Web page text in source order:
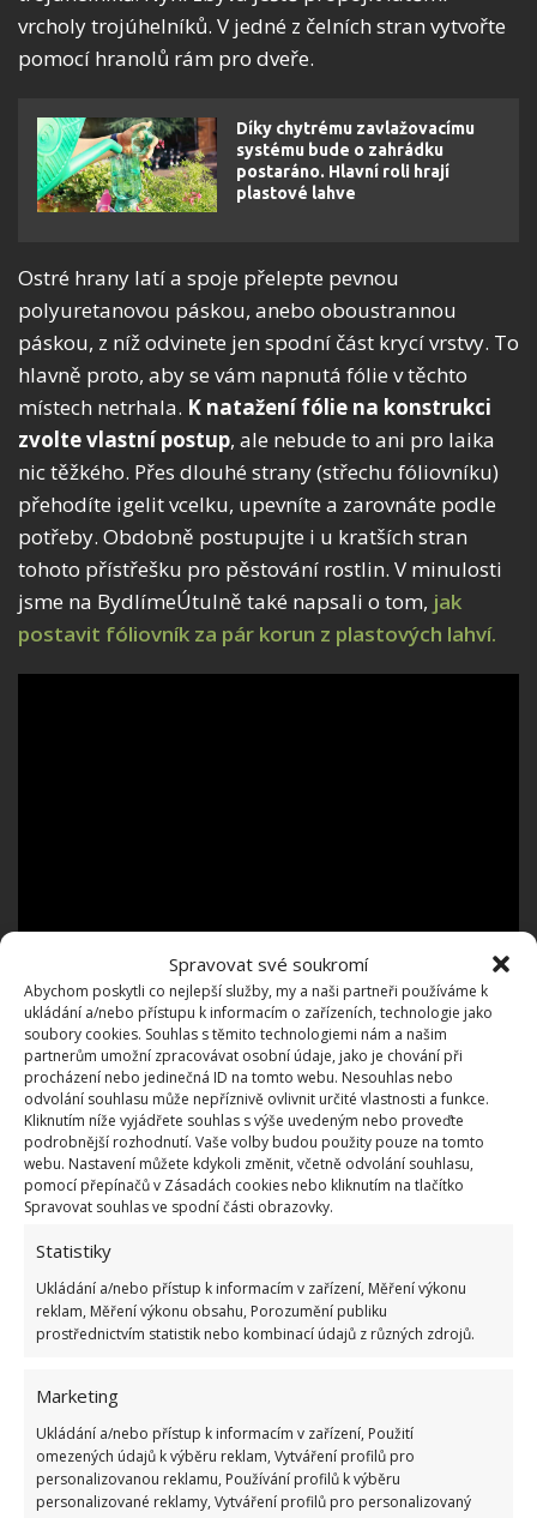
Spravovat své soukromí
Abychom poskytli co nejlepší služby, my a naši partneři používáme k
ukládání a/nebo přístupu k informacím o zařízeních, technologie jako
soubory cookies. Souhlas s těmito technologiemi nám a našim
partnerům umožní zpracovávat osobní údaje, jako je chování při
procházení nebo jedinečná ID na tomto webu. Nesouhlas nebo
odvolání souhlasu může nepříznivě ovlivnit určité vlastnosti a funkce.
Kliknutím níže vyjádřete souhlas s výše uvedeným nebo proveďte
podrobnější rozhodnutí. Vaše volby budou použity pouze na tomto
webu. Nastavení můžete kdykoli změnit, včetně odvolání souhlasu,
pomocí přepínačů v Zásadách cookies nebo kliknutím na tlačítko
Spravovat souhlas ve spodní části obrazovky.
Statistiky
Ukládání a/nebo přístup k informacím v zařízení, Měření výkonu
reklam, Měření výkonu obsahu, Porozumění publiku
prostřednictvím statistik nebo kombinací údajů z různých zdrojů.
Marketing
Ukládání a/nebo přístup k informacím v zařízení, Použití
omezených údajů k výběru reklam, Vytváření profilů pro
personalizovanou reklamu, Používání profilů k výběru
personalizované reklamy, Vytváření profilů pro personalizovaný
vrcholy trojúhelníků. V jedné z čelních stran vytvořte
pomocí hranolů rám pro dveře.
Díky chytrému zavlažovacímu
systému bude o zahrádku
postaráno. Hlavní roli hrají
plastové lahve
Ostré hrany latí a spoje přelepte pevnou
polyuretanovou páskou, anebo oboustrannou
páskou, z níž odvinete jen spodní část krycí vrstvy. To
hlavně proto, aby se vám napnutá fólie v těchto
místech netrhala. K natažení fólie na konstrukci
zvolte vlastní postup, ale nebude to ani pro laika
nic těžkého. Přes dlouhé strany (střechu fóliovníku)
přehodíte igelit vcelku, upevníte a zarovnáte podle
potřeby. Obdobně postupujte i u kratších stran
tohoto přístřešku pro pěstování rostlin. V minulosti
jsme na BydlímeÚtulně také napsali o tom, jak
postavit fóliovník za pár korun z plastových lahví.
Kdo je zručnější, dokáže celou konstrukci překrýt
jedním jediným kusem igelitové fólie. K upevnění
igelitu použijte laťky o tloušťce 0,5-1 cm. Zabezpečte
jimi fóliovník na více místech, myslete na silný vítr a
další možnou nepřízeň počasí.